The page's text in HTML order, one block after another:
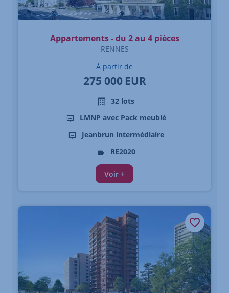
Appartements - du 2 au 4 pièces
RENNES
À partir de
275 000 EUR
32 lots
LMNP avec Pack meublé
Jeanbrun intermédiaire
RE2020
Voir +